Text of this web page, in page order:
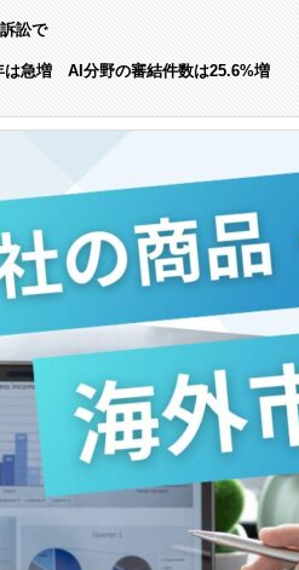
訟で
は急増 AI分野の審結件数は25.6%増